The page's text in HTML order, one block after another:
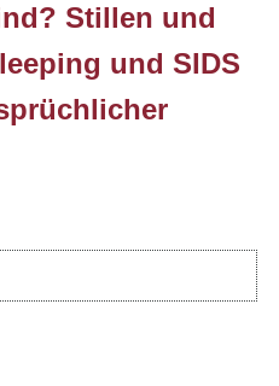
Stillen und
und SIDS